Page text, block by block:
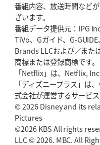
2026年5月21日(木)更新
狭山RG、ライチェル海遥スタ
ッション
2026年5月14日(木)更新
神戸、1位通過の立役者レタリ
「悲運の闘将」宮地克実氏死去
2026年4月30日(木)更新
BR東京、「ユニバーサルデー
番組内容、放送時間など
ざいます。
番組データ提供元：IPG
TiVo、Gガイド、G-
Brands LLCおよび／また
商標または登録商標です。
「Netflix」は、Netflix,
「ディズニープラス」は
式会社が運営するサービス
© 2026 Disney and its
Pictures
©2026 KBS All rights
LLC © 2026. MBC. All